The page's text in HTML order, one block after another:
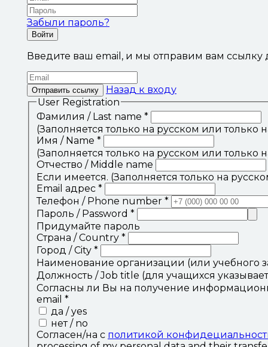
Забыли пароль?
Войти
Введите ваш email, и мы отправим вам ссылку
Отправить ссылку
Назад к входу
User Registration
Фамилия / Last name *
(Заполняется только на русском или только
Имя / Name *
(Заполняется только на русском или только
Отчество / Middle name
Если имеется. (Заполняется только на
Email адрес *
Телефон / Phone number *
Пароль / Password *
Придумайте пароль
Страна / Country *
Город / City *
Наименование организации (или учебного
Должность / Job title (для учащихся
Согласны ли Вы на получение
email *
да / yes
нет / no
Согласен/на с политикой